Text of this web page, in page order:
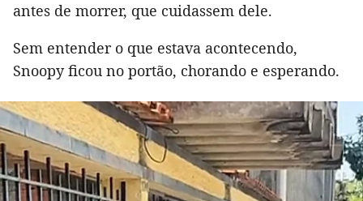
antes de morrer, que cuidassem dele.
Sem entender o que estava acontecendo,
Snoopy ficou no portão, chorando e esperando.